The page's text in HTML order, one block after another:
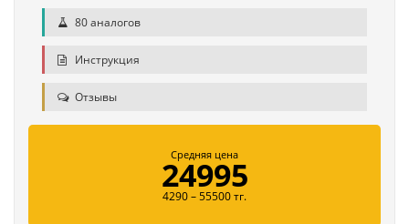
80 аналогов
Инструкция
Отзывы
Средняя цена
24995
4290 – 55500 тг.